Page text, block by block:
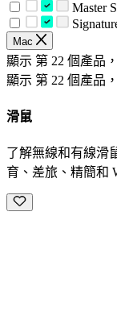
Master
Mac
顯示 第 22 個產品
顯示 第 22 個產品
滑鼠
了解無線和有線滑
育、差旅、精簡和